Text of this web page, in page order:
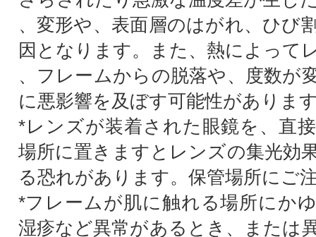
、変形や、表面層のはがれ、ひび
因となります。また、熱によって
、フレームからの脱落や、度数が
に悪影響を及ぼす可能性がありま
*レンズが装着された眼鏡を、直
場所に置きますとレンズの集光効
る恐れがあります。保管場所にご
*フレームが肌に触れる場所にか
湿疹など異常があるとき、または